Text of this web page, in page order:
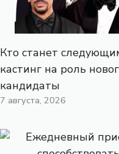
Кто станет
кастинг на роль
кандидаты
7 августа, 2026